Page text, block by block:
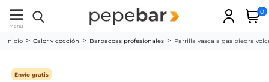
Menu
0
Inicio Calor y cocción Barbacoas profesionales Parrilla vasca a gas piedra
Envío gratis